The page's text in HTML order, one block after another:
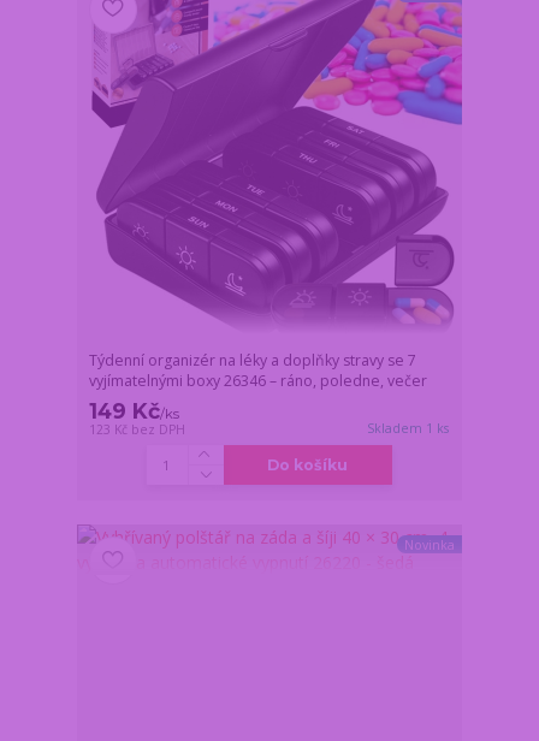
Týdenní organizér na léky a doplňky stravy se 7
vyjímatelnými boxy 26346 – ráno, poledne, večer
149 Kč/ks
123 Kč bez DPH Skladem 1 ks
Do košíku
Novinka